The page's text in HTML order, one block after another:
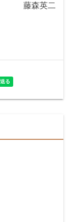
藤森英二